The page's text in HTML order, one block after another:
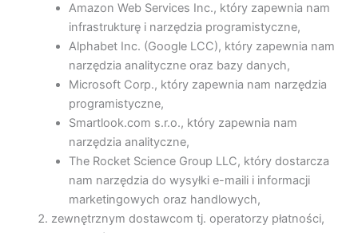
Amazon Web Services Inc., który zapewnia nam
infrastrukturę i narzędzia programistyczne,
Alphabet Inc. (Google LCC), który zapewnia nam
narzędzia analityczne oraz bazy danych,
Microsoft Corp., który zapewnia nam narzędzia
programistyczne,
Smartlook.com s.r.o., który zapewnia nam
narzędzia analityczne,
The Rocket Science Group LLC, który dostarcza
nam narzędzia do wysyłki e-maili i informacji
marketingowych oraz handlowych,
zewnętrznym dostawcom tj. operatorzy płatności,